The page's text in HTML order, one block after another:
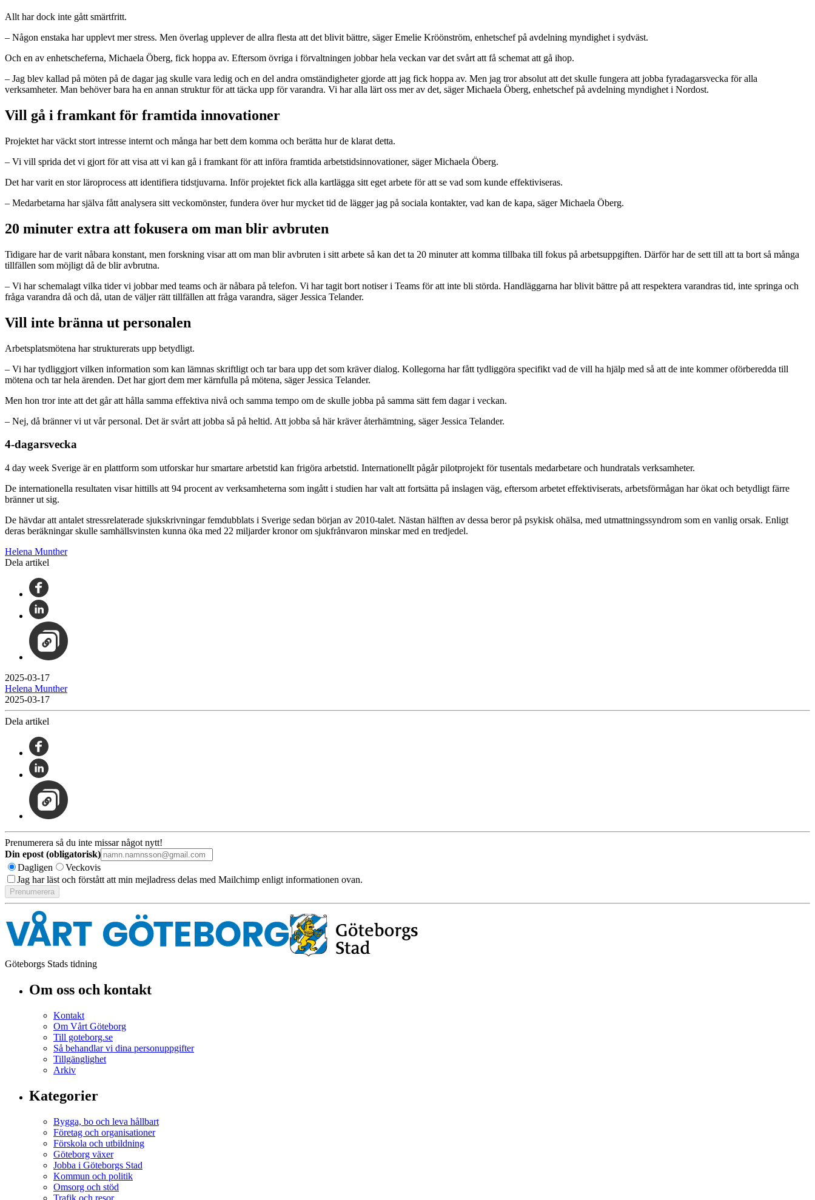
Allt har dock inte gått smärtfritt.
– Någon enstaka har upplevt mer stress. Men överlag upplever de allra flesta att det blivit bättre, säger Emelie Kröönström, enhetschef på avdelning myndighet i sydväst.
Och en av enhetscheferna, Michaela Öberg, fick hoppa av. Eftersom övriga i förvaltningen jobbar hela veckan var det svårt att få schemat att gå ihop.
– Jag blev kallad på möten på de dagar jag skulle vara ledig och en del andra omständigheter gjorde att jag fick hoppa av. Men jag tror absolut att det skulle fungera att jobba fyradagarsvecka för alla
verksamheter. Man behöver bara ha en annan struktur för att täcka upp för varandra. Vi har alla lärt oss mer av det, säger Michaela Öberg, enhetschef på avdelning myndighet i Nordost.
Vill gå i framkant för framtida innovationer
Projektet har väckt stort intresse internt och många har bett dem komma och berätta hur de klarat detta.
– Vi vill sprida det vi gjort för att visa att vi kan gå i framkant för att införa framtida arbetstidsinnovationer, säger Michaela Öberg.
Det har varit en stor läroprocess att identifiera tidstjuvarna. Inför projektet fick alla kartlägga sitt eget arbete för att se vad som kunde effektiviseras.
– Medarbetarna har själva fått analysera sitt veckomönster, fundera över hur mycket tid de lägger jag på sociala kontakter, vad kan de kapa, säger Michaela Öberg.
20 minuter extra att fokusera om man blir avbruten
Tidigare har de varit nåbara konstant, men forskning visar att om man blir avbruten i sitt arbete så kan det ta 20 minuter att komma tillbaka till fokus på arbetsuppgiften. Därför har de sett till att ta bort så många
tillfällen som möjligt då de blir avbrutna.
– Vi har schemalagt vilka tider vi jobbar med teams och är nåbara på telefon. Vi har tagit bort notiser i Teams för att inte bli störda. Handläggarna har blivit bättre på att respektera varandras tid, inte springa och
fråga varandra då och då, utan de väljer rätt tillfällen att fråga varandra, säger Jessica Telander.
Vill inte bränna ut personalen
Arbetsplatsmötena har strukturerats upp betydligt.
– Vi har tydliggjort vilken information som kan lämnas skriftligt och tar bara upp det som kräver dialog. Kollegorna har fått tydliggöra specifikt vad de vill ha hjälp med så att de inte kommer oförberedda till
mötena och tar hela ärenden. Det har gjort dem mer kärnfulla på mötena, säger Jessica Telander.
Men hon tror inte att det går att hålla samma effektiva nivå och samma tempo om de skulle jobba på samma sätt fem dagar i veckan.
– Nej, då bränner vi ut vår personal. Det är svårt att jobba så på heltid. Att jobba så här kräver återhämtning, säger Jessica Telander.
4-dagarsvecka
4 day week Sverige är en plattform som utforskar hur smartare arbetstid kan frigöra arbetstid. Internationellt pågår pilotprojekt för tusentals medarbetare och hundratals verksamheter.
De internationella resultaten visar hittills att 94 procent av verksamheterna som ingått i studien har valt att fortsätta på inslagen väg, eftersom arbetet effektiviserats, arbetsförmågan har ökat och betydligt färre
bränner ut sig.
De hävdar att antalet stressrelaterade sjukskrivningar femdubblats i Sverige sedan början av 2010-talet. Nästan hälften av dessa beror på psykisk ohälsa, med utmattningssyndrom som en vanlig orsak. Enligt
deras beräkningar skulle samhällsvinsten kunna öka med 22 miljarder kronor om sjukfrånvaron minskar med en tredjedel.
Helena Munther
Dela artikel
2025-03-17
Helena Munther
2025-03-17
Dela artikel
Prenumerera så du inte missar något nytt!
Din epost (obligatorisk)
Dagligen
Veckovis
Jag har läst och förstått att min mejladress delas med Mailchimp enligt informationen ovan.
Göteborgs Stads tidning
Om oss och kontakt
Kontakt
Om Vårt Göteborg
Till goteborg.se
Så behandlar vi dina personuppgifter
Tillgänglighet
Arkiv
Kategorier
Bygga, bo och leva hållbart
Företag och organisationer
Förskola och utbildning
Göteborg växer
Jobba i Göteborgs Stad
Kommun och politik
Omsorg och stöd
Trafik och resor